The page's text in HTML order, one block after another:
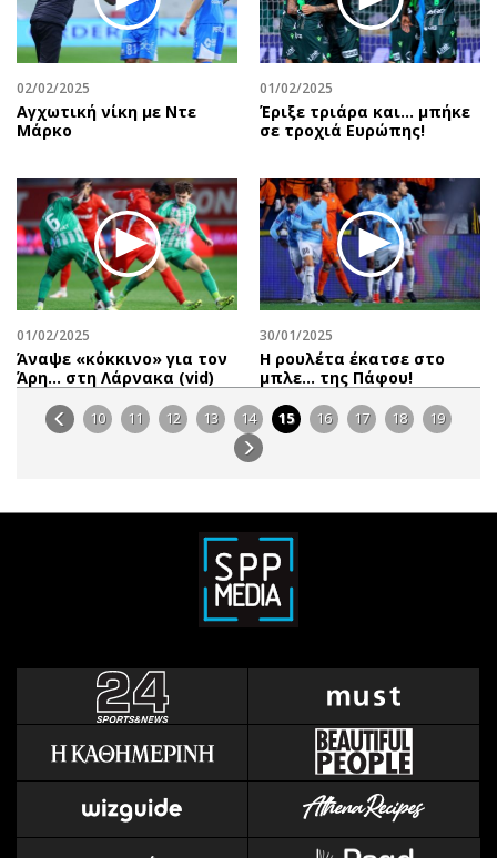
02/02/2025
Αγχωτική νίκη με Ντε
Μάρκο
01/02/2025
Έριξε τριάρα και… μπήκε
σε τροχιά Ευρώπης!
01/02/2025
Άναψε «κόκκινο» για τον
Άρη… στη Λάρνακα (vid)
30/01/2025
Η ρουλέτα έκατσε στο
μπλε… της Πάφου!
10 11 12 13 14 15 16 17 18 19